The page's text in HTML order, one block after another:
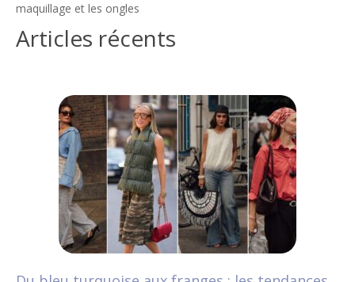
maquillage et les ongles
Articles récents